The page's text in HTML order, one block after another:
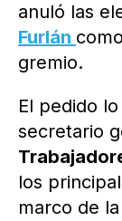
anuló las
Furlán
gremio.
El pedido
secretario
los
marco de